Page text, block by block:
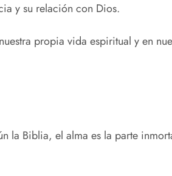
y su relación con Dios.
propia vida espiritual y en
la Biblia, el alma es la parte